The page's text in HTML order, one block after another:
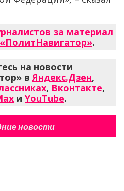
за материал
.
на новости
вЯндекс.Дзен,
, Вконтакте,
и YouTube.
новости